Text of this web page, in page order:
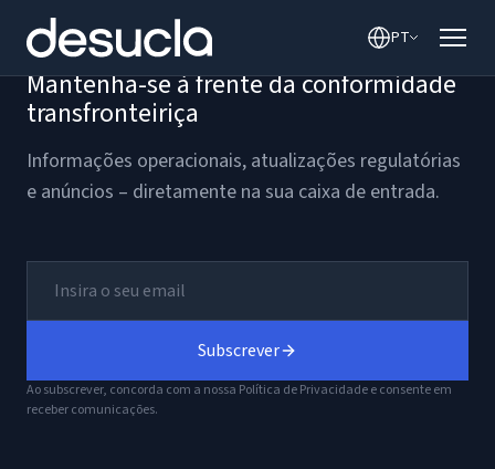
conteúdo
PT
Mantenha-se à frente da conformidade
transfronteiriça
Informações operacionais, atualizações regulatórias
e anúncios – diretamente na sua caixa de entrada.
Subscrever
Ao subscrever, concorda com a nossa Política de Privacidade e consente em
receber comunicações.